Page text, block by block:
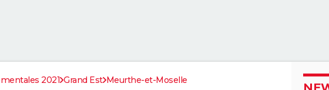
2021 Grand Est Meurthe-et-Moselle